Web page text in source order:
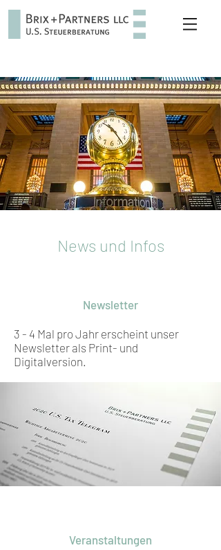
News und Infos
Newsletter
3 - 4 Mal pro Jahr erscheint unser
Newsletter als Print- und
Digitalversion.
Veranstaltungen